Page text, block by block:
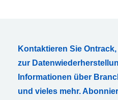
Kontaktieren Sie
zur
Informationen über
und vieles mehr.